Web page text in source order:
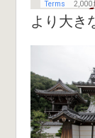
より大き